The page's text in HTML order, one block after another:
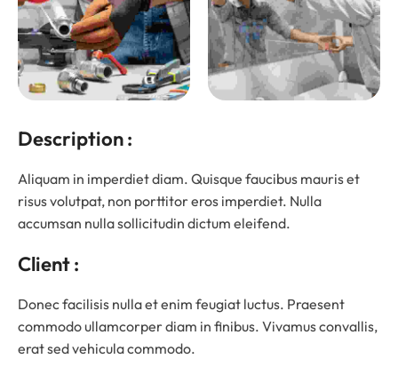
Description :
Aliquam in imperdiet diam. Quisque faucibus mauris et
risus volutpat, non porttitor eros imperdiet. Nulla
accumsan nulla sollicitudin dictum eleifend.
Client :
Donec facilisis nulla et enim feugiat luctus. Praesent
commodo ullamcorper diam in finibus. Vivamus convallis,
erat sed vehicula commodo.